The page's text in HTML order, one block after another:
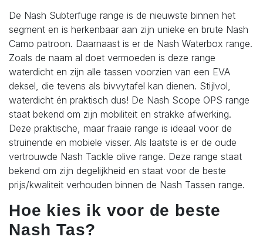
De Nash Subterfuge range is de nieuwste binnen het
segment en is herkenbaar aan zijn unieke en brute Nash
Camo patroon. Daarnaast is er de Nash Waterbox range.
Zoals de naam al doet vermoeden is deze range
waterdicht en zijn alle tassen voorzien van een EVA
deksel, die tevens als bivvytafel kan dienen. Stijlvol,
waterdicht én praktisch dus! De Nash Scope OPS range
staat bekend om zijn mobiliteit en strakke afwerking.
Deze praktische, maar fraaie range is ideaal voor de
struinende en mobiele visser. Als laatste is er de oude
vertrouwde Nash Tackle olive range. Deze range staat
bekend om zijn degelijkheid en staat voor de beste
prijs/kwaliteit verhouden binnen de Nash Tassen range.
Hoe kies ik voor de beste
Nash Tas?